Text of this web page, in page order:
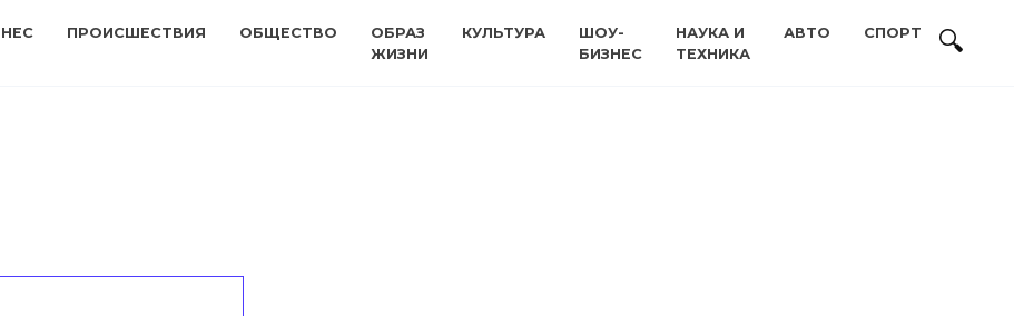
ПРОИСШЕСТВИЯ ОБЩЕСТВО
ОБРАЗ
ЖИЗНИ
КУЛЬТУРА
ШОУ-
БИЗНЕС
НАУКА И
ТЕХНИКА
АВТО СПОРТ